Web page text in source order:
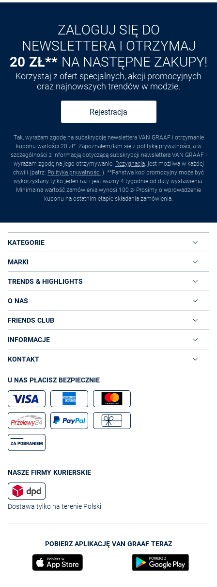
Odkryj aplikację VANGRAAF
ZALOGUJ SIĘ DO
NEWSLETTERA I OTRZYMAJ
20 ZŁ** NA NASTĘPNE ZAKUPY!
Korzystaj z ofert specjalnych, akcji promocyjnych
oraz najnowszych trendów w modzie.
Rejestracja
Tak, wyrażam zgodę na subskrypcję newslettera VAN GRAAF i otrzymanie
kuponu wartości 20 zł*. Zapoznałem/łam się z polityką prywatności, a w
szczególności z informacją dotyczącą subskrybcji newslettera VAN GRAAF i
wyrażam zgodę na jego otrzymywanie. Rezygnacja. jest możliwa w każdej
chwili (patrz: Polityka prywatności ). **Państwa kod promocyjny może być
wykorzystany tylko jeden raz i jest ważny 4 tygodnie od daty wystawienia.
Minimalna wartość zamówienia wynosi 100 zł Prosimy o wprowadzenie
kuponu na ostatnim etapie składania zamówienia.
KATEGORIE
MARKI
TRENDS & HIGHLIGHTS
O NAS
FRIENDS CLUB
INFORMACJE
KONTAKT
U NAS PŁACISZ BEZPIECZNIE
NASZE FIRMY KURIERSKIE
Dostawa tylko na terenie Polski
POBIERZ APLIKACJĘ VAN GRAAF TERAZ